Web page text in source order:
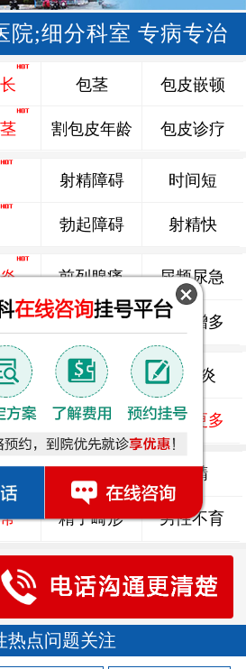
院;细分科室 专病专治
包茎
割包皮年龄
包皮嵌顿
包皮诊疗
射精障碍
勃起障碍
时间短
射精快
前列腺痛 尿频尿急
生 排尿不畅 夜尿增多
睾丸炎 尿道炎
泌尿感染 了解更多
少精 弱精
精子畸形 男性不育
热点问题关注